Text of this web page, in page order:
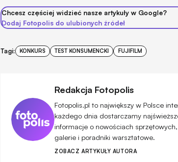
Chcesz częściej widzieć nasze artykuły w Google?
Dodaj Fotopolis do ulubionych źródeł
Tagi: KONKURS TEST KONSUMENCKI FUJIFILM
Redakcja Fotopolis
Fotopolis.pl to największy w Polsce
każdego dnia dostarczamy
informacje o nowościach
galerie i poradniki warsztatowe.
ZOBACZ ARTYKUŁY AUTORA